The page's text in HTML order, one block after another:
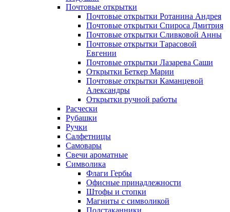
Почтовые открытки
Почтовые открытки Ротанина Андрея
Почтовые открытки Спироса Дмитрия
Почтовые открытки Сливковой Анны
Почтовые открытки Тарасовой
Евгении
Почтовые открытки Лазарева Саши
Открытки Беткер Марии
Почтовые открытки Каманцевой
Александры
Открытки ручной работы
Расчески
Рубашки
Ручки
Салфетницы
Самовары
Свечи ароматные
Символика
Флаги Гербы
Офисные принадлежности
Штофы и стопки
Магниты с символикой
Подстаканники